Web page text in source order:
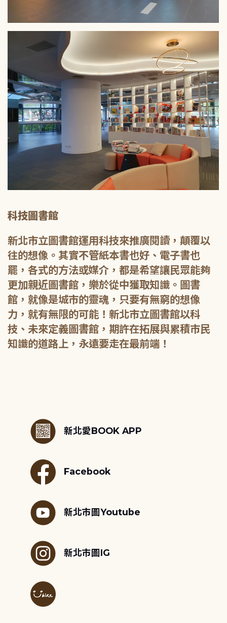
科技圖書館
新北市立圖書館運用科技來推廣閱讀，顛覆以
往的想像。其實不管紙本書也好、電子書也
罷，各式的方法或媒介，都是希望讓民眾能夠
更加親近圖書館，樂於從中獲取知識。圖書
館，就像是城市的靈魂，只要有無窮的想像
力，就有無限的可能！新北市立圖書館以科
技、未來定義圖書館，期許在拓展與累積市民
知識的道路上，永遠要走在最前端！
新北愛BOOK APP
Facebook
新北市圖Youtube
新北市圖IG